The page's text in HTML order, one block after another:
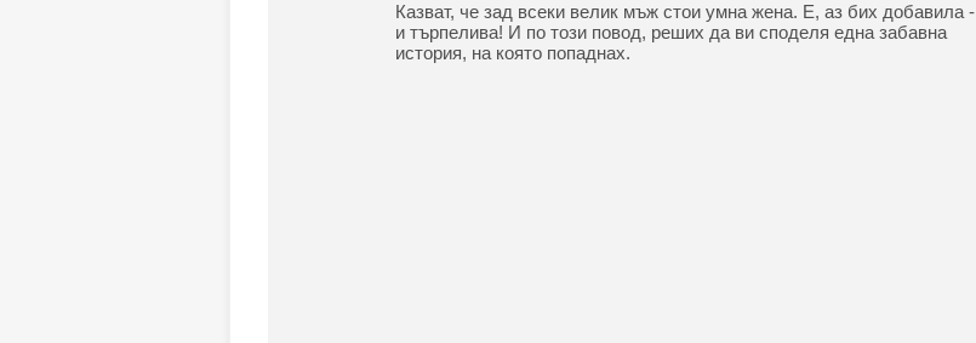
Казват, че зад всеки велик мъж стои умна жена. Е, аз бих добавила -
и търпелива! И по този повод, реших да ви споделя една забавна
история, на която попаднах.